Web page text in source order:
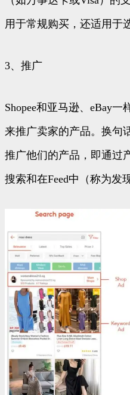
用于常规购买，还适用于
3、推广
Shopee和亚马逊、eBay
来推广卖家的产品。换句
推广他们的产品，即通过
搜索和在Feed中（称为发